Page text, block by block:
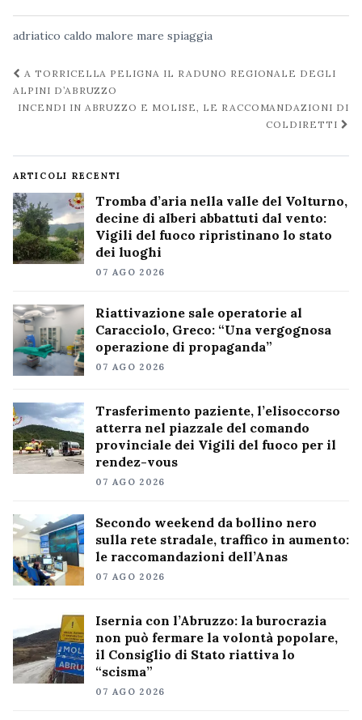
adriatico caldo malore mare spiaggia
Navigazione
post
A TORRICELLA PELIGNA IL RADUNO REGIONALE DEGLI
ALPINI D’ABRUZZO
INCENDI IN ABRUZZO E MOLISE, LE RACCOMANDAZIONI DI
COLDIRETTI
ARTICOLI RECENTI
Tromba d’aria nella valle del Volturno,
decine di alberi abbattuti dal vento:
Vigili del fuoco ripristinano lo stato
dei luoghi
07 AGO 2026
Riattivazione sale operatorie al
Caracciolo, Greco: “Una vergognosa
operazione di propaganda”
07 AGO 2026
Trasferimento paziente, l’elisoccorso
atterra nel piazzale del comando
provinciale dei Vigili del fuoco per il
rendez-vous
07 AGO 2026
Secondo weekend da bollino nero
sulla rete stradale, traffico in aumento:
le raccomandazioni dell’Anas
07 AGO 2026
Isernia con l’Abruzzo: la burocrazia
non può fermare la volontà popolare,
il Consiglio di Stato riattiva lo
“scisma”
07 AGO 2026